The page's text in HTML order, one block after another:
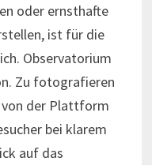
oder ernsthafte
ist für die
Observatorium
Zu fotografieren
von der Plattform
bei klarem
auf das